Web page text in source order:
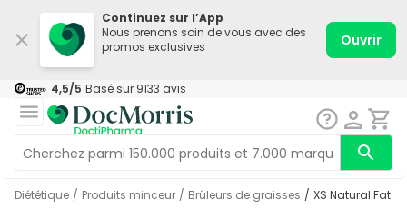
Continuez sur l’App
Nous prenons soin de vous avec des
promos exclusives
Ouvrir
4,5/5 Basé sur 9133 avis
Diététique / Produits minceur / Brûleurs de graisses / XS Natural Fat